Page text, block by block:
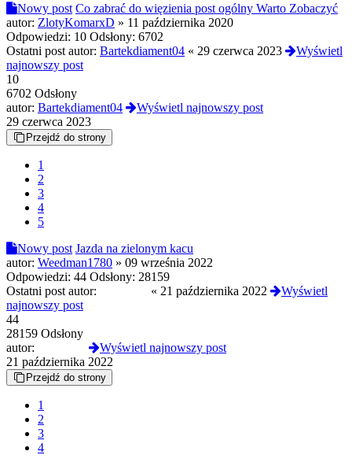
Nowy post Co zabrać do więzienia post ogólny Warto Zobaczyć
autor: ZlotyKomarxD » 11 października 2020
Odpowiedzi: 10 Odsłony: 6702
Ostatni post autor: Bartekdiament04 « 29 czerwca 2023
Wyświetl
najnowszy post
10
6702 Odsłony
autor: Bartekdiament04
Wyświetl najnowszy post
29 czerwca 2023
Przejdź do strony
1
2
3
4
5
Nowy post Jazda na zielonym kacu
autor: Weedman1780 » 09 września 2022
Odpowiedzi: 44 Odsłony: 28159
Ostatni post autor:
« 21 października 2022
Wyświetl
najnowszy post
44
28159 Odsłony
autor:
Wyświetl najnowszy post
21 października 2022
Przejdź do strony
1
2
3
4